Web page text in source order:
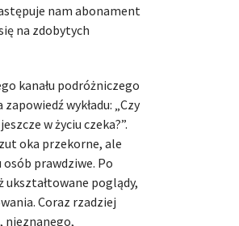
nam abonament
na zdobytych
kanału podróżniczego
wykładu: „Czy
w życiu czeka?”.
oka przekorne, ale
prawdziwe. Po
ukształtowane poglądy,
Coraz rzadziej
nieznanego,